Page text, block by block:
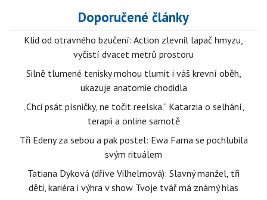
Doporučené články
Klid od otravného bzučení: Action zlevnil lapač hmyzu,
vyčistí dvacet metrů prostoru
Silně tlumené tenisky mohou tlumit i váš krevní oběh,
ukazuje anatomie chodidla
„Chci psát písničky, ne točit reelska.“ Katarzia o selhání,
terapii a online samotě
Tři Edeny za sebou a pak postel: Ewa Farna se pochlubila
svým rituálem
Tatiana Dyková (dříve Vilhelmová): Slavný manžel, tři
děti, kariéra i výhra v show Tvoje tvář má známý hlas